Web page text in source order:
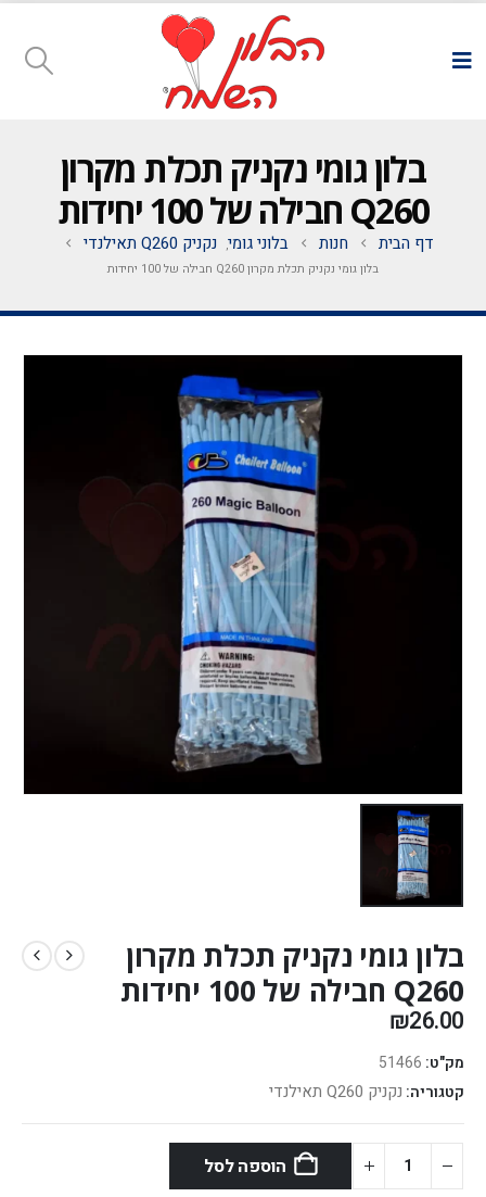
בלון גומי נקניק תכלת מקרון
Q260 חבילה של 100 יחידות
דף הבית חנות בלוני גומי, נקניק Q260 תאילנדי
בלון גומי נקניק תכלת מקרון Q260 חבילה של 100 יחידות
בלון גומי נקניק תכלת מקרון
Q260 חבילה של 100 יחידות
₪26.00
מק"ט: 51466
קטגוריה: נקניק Q260 תאילנדי
הוספה לסל